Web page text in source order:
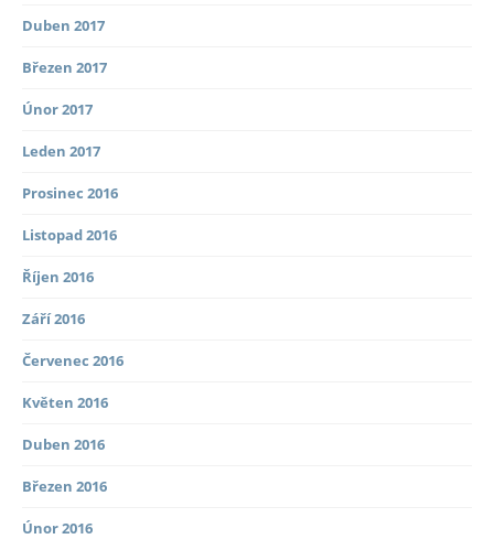
Duben 2017
Březen 2017
Únor 2017
Leden 2017
Prosinec 2016
Listopad 2016
Říjen 2016
Září 2016
Červenec 2016
Květen 2016
Duben 2016
Březen 2016
Únor 2016